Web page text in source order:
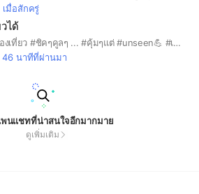
เมื่อสักครู่
ได้
#แชร์สถานที่ท่องเที่ยว #ชิคๆคูลๆ ... #คุ้มๆแต่ #unseen💪 #เที่ยวทั่วไทย #เที่ยวคนเดียว #เที่ยวเป้นกลุ่ม #หาเพื่อนเที่ยว #เที่ยวไปเรื่อย #สถานที่เที่ยว #มิตรภาพ #เพื่อนร่วมทาง
46 นาทีที่ผ่านมา
พนแชทที่น่าสนใจอีกมากมาย
ดูเพิ่มเติม